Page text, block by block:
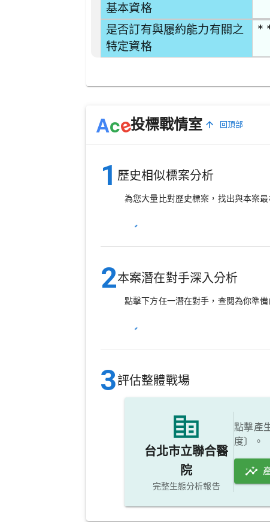
基本資格
是否訂有與履約能力有關之
特定資格
*
Ace投標戰情室 回頂部
1 歷史相似標案分析
為您大量比對歷史標案，找出與本案
2本案潛在對手深入分析
點擊下方任一潛在對手，查閱為你準備
3評估整體戰場
台北市立聯合醫
院
完整生態分析報告
點擊產
度〕。